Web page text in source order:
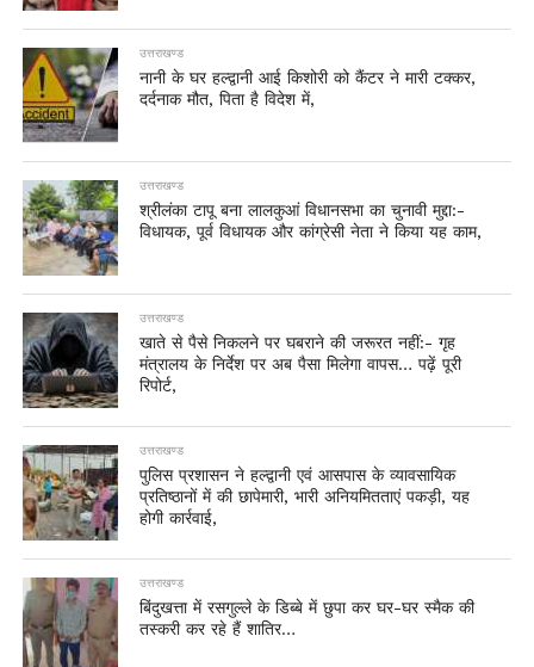
उत्तराखण्ड
नानी के घर हल्द्वानी आई किशोरी को कैंटर ने मारी टक्कर,
दर्दनाक मौत, पिता है विदेश में,
उत्तराखण्ड
श्रीलंका टापू बना लालकुआं विधानसभा का चुनावी मुद्दा:-
विधायक, पूर्व विधायक और कांग्रेसी नेता ने किया यह काम,
उत्तराखण्ड
खाते से पैसे निकलने पर घबराने की जरूरत नहीं:- गृह
मंत्रालय के निर्देश पर अब पैसा मिलेगा वापस… पढ़ें पूरी
रिपोर्ट,
उत्तराखण्ड
पुलिस प्रशासन ने हल्द्वानी एवं आसपास के व्यावसायिक
प्रतिष्ठानों में की छापेमारी, भारी अनियमितताएं पकड़ी, यह
होगी कार्रवाई,
उत्तराखण्ड
बिंदुखत्ता में रसगुल्ले के डिब्बे में छुपा कर घर-घर स्मैक की
तस्करी कर रहे हैं शातिर…